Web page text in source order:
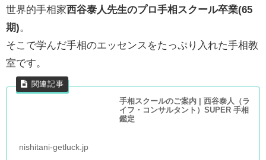
世界的手相家西谷泰人先生のプロ手相スクール卒業(65
期)。
そこで学んだ手相のエッセンスをたっぷり入れた手相教
室です。
手相スクールのご案内 | 西谷泰人（ラ
イフ・コンサルタント）SUPER 手相
鑑定
nishitani-getluck.jp